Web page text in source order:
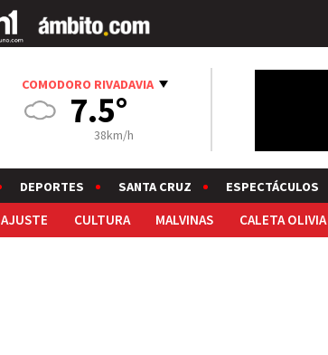
COMODORO RIVADAVIA
7.5°
38km/h
DEPORTES SANTA CRUZ ESPECTÁCULOS
AJUSTE CULTURA MALVINAS CALETA OLIVIA